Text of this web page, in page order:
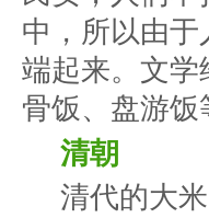
中，所以由
端起来。文
骨饭、盘游饭
清朝
清代的大米